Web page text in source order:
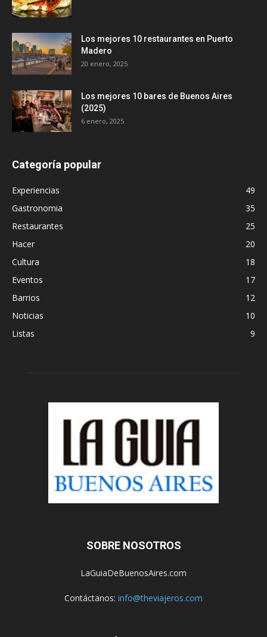
Los mejores 10 restaurantes en Puerto
Madero
20 enero, 2025
Los mejores 10 bares de Buenos Aires
(2025)
6 enero, 2025
Categoría popular
Experiencias
49
Gastronomia
35
Restaurantes
25
Hacer
20
Cultura
18
Eventos
17
Barrios
12
Noticias
10
Listas
9
SOBRE NOSOTROS
LaGuiaDeBuenosAires.com
Contáctanos: info@theviajeros.com